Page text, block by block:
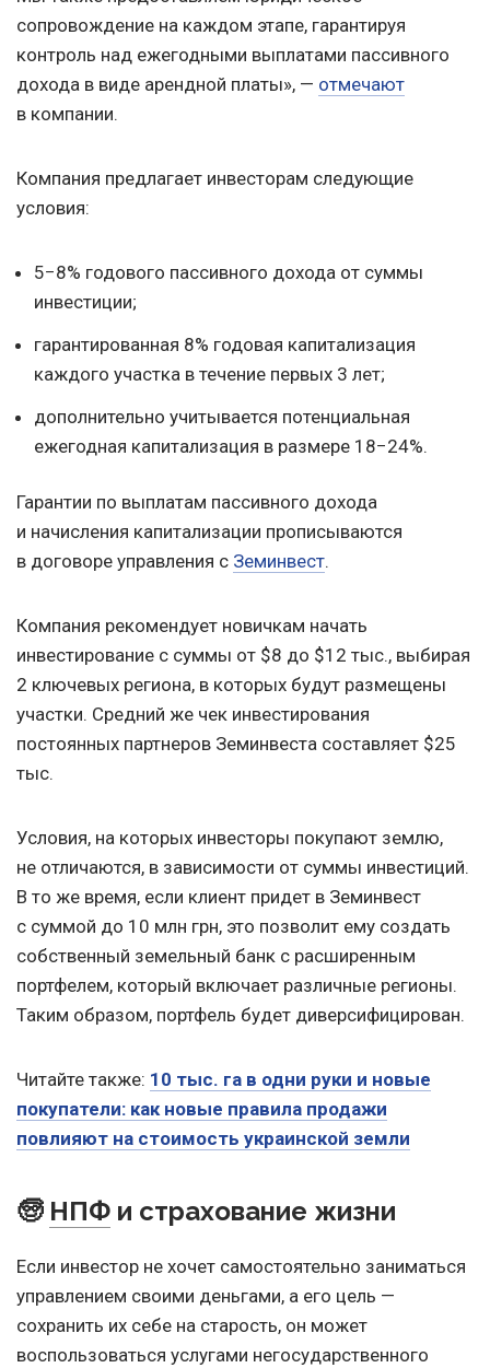
сопровождение на каждом этапе, гарантируя
контроль над ежегодными выплатами пассивного
дохода в виде арендной платы», — отмечают
в компании.
Компания предлагает инвесторам следующие
условия:
5−8% годового пассивного дохода от суммы
инвестиции;
гарантированная 8% годовая капитализация
каждого участка в течение первых 3 лет;
дополнительно учитывается потенциальная
ежегодная капитализация в размере 18−24%.
Гарантии по выплатам пассивного дохода
и начисления капитализации прописываются
в договоре управления с Земинвест.
Компания рекомендует новичкам начать
инвестирование с суммы от $8 до $12 тыс., выбирая
2 ключевых региона, в которых будут размещены
участки. Средний же чек инвестирования
постоянных партнеров Земинвеста составляет $25
тыс.
Условия, на которых инвесторы покупают землю,
не отличаются, в зависимости от суммы инвестиций.
В то же время, если клиент придет в Земинвест
с суммой до 10 млн грн, это позволит ему создать
собственный земельный банк с расширенным
портфелем, который включает различные регионы.
Таким образом, портфель будет диверсифицирован.
Читайте также: 10 тыс. га в одни руки и новые
покупатели: как новые правила продажи
повлияют на стоимость украинской земли
🧓 НПФ и страхование жизни
Если инвестор не хочет самостоятельно заниматься
управлением своими деньгами, а его цель —
сохранить их себе на старость, он может
воспользоваться услугами негосударственного